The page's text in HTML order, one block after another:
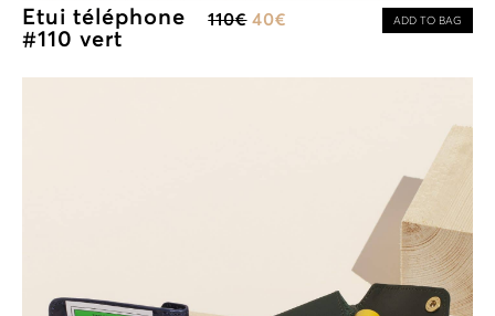
Etui téléphone
#110 vert
110€ 40€ ADD TO BAG